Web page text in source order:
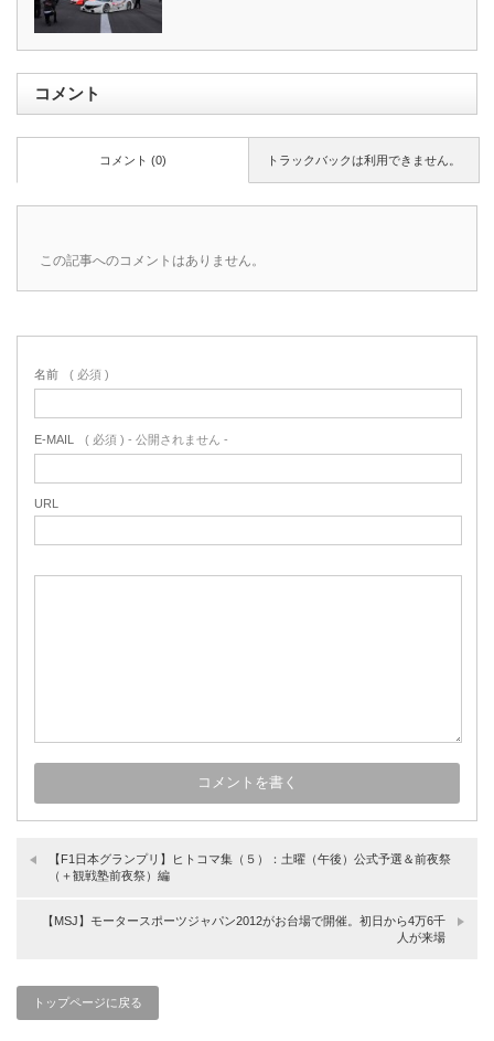
コメント
トラックバックは利用できません。
コメント (0)
この記事へのコメントはありません。
名前 ( 必須 )
E-MAIL ( 必須 ) - 公開されません -
URL
【F1日本グランプリ】ヒトコマ集（５）：土曜（午後）公式予選＆前夜祭
（＋観戦塾前夜祭）編
【MSJ】モータースポーツジャパン2012がお台場で開催。初日から4万6千
人が来場
トップページに戻る